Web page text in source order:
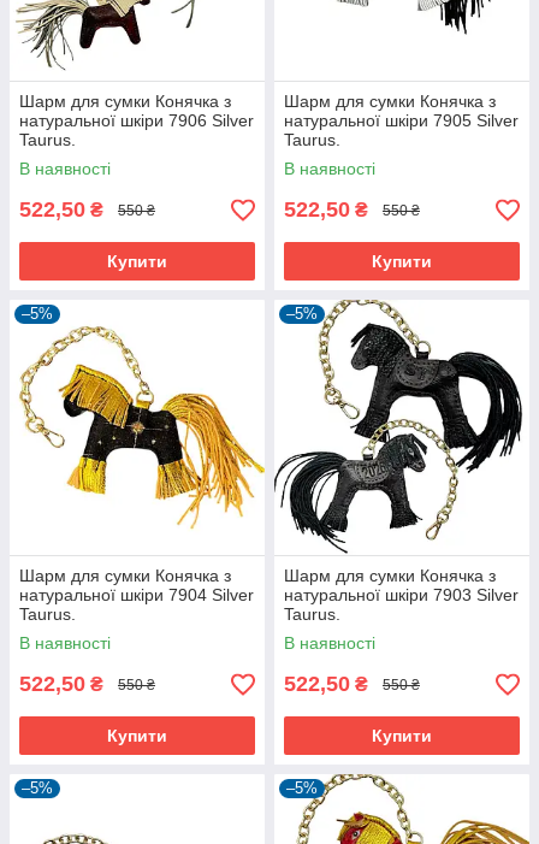
Шарм для сумки Конячка з
натуральної шкіри 7906 Silver
Taurus.
В наявності
522,50 ₴ 550 ₴
Купити
Шарм для сумки Конячка з
натуральної шкіри 7905 Silver
Taurus.
В наявності
522,50 ₴ 550 ₴
Купити
–5%
Шарм для сумки Конячка з
натуральної шкіри 7904 Silver
Taurus.
В наявності
522,50 ₴ 550 ₴
Купити
–5%
Шарм для сумки Конячка з
натуральної шкіри 7903 Silver
Taurus.
В наявності
522,50 ₴ 550 ₴
Купити
–5% –5%